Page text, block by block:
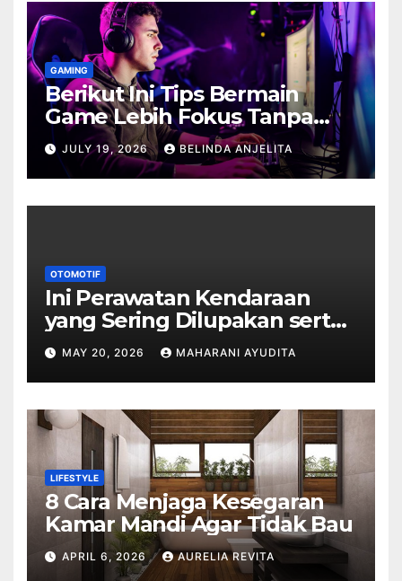
GAMING
Berikut Ini Tips Bermain
Game Lebih Fokus Tanpa
Cepat Buyar
JULY 19, 2026 BELINDA ANJELITA
OTOMOTIF
Ini Perawatan Kendaraan
yang Sering Dilupakan serta
Dampaknya
MAY 20, 2026 MAHARANI AYUDITA
LIFESTYLE
8 Cara Menjaga Kesegaran
Kamar Mandi Agar Tidak Bau
APRIL 6, 2026 AURELIA REVITA